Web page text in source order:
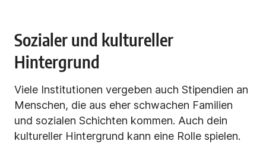
Sozialer und kultureller
Hintergrund
Viele Institutionen vergeben auch Stipendien an
Menschen, die aus eher schwachen Familien
und sozialen Schichten kommen. Auch dein
kultureller Hintergrund kann eine Rolle spielen.